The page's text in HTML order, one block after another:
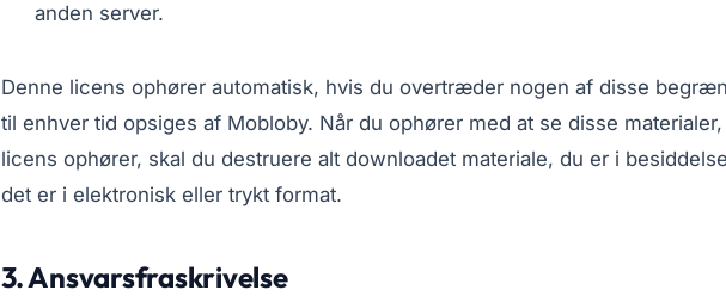
anden server.
Denne licens ophører automatisk, hvis du overtræder nogen af disse
til enhver tid opsiges af Mobloby. Når du ophører med at se disse
licens ophører, skal du destruere alt downloadet materiale, du er i
det er i elektronisk eller trykt format.
3. Ansvarsfraskrivelse